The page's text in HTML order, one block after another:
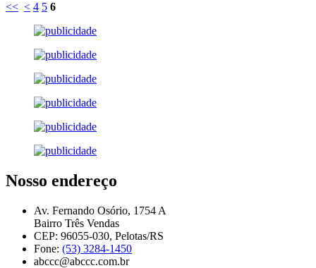
<< < 4 5 6
Nosso endereço
Av. Fernando Osório, 1754 A
Bairro Três Vendas
CEP: 96055-030, Pelotas/RS
Fone: (53) 3284-1450
abccc@abccc.com.br